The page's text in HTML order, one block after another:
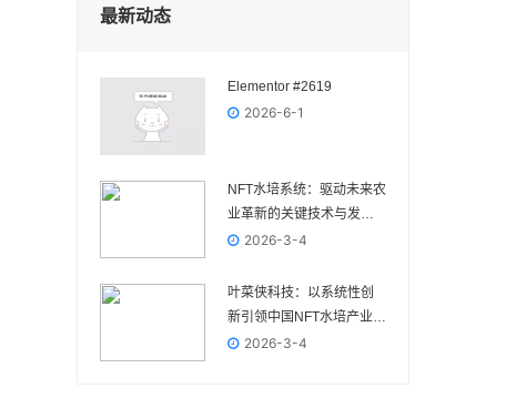
最新动态
Elementor #2619
2026-6-1
NFT水培系统：驱动未来农
业革新的关键技术与发展
前景2026-3-4
叶菜侠科技：以系统性创
新引领中国NFT水培产业高
质量发展
2026-3-4